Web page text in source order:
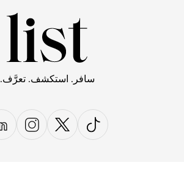
سافر. استكشف. تعرَّف.